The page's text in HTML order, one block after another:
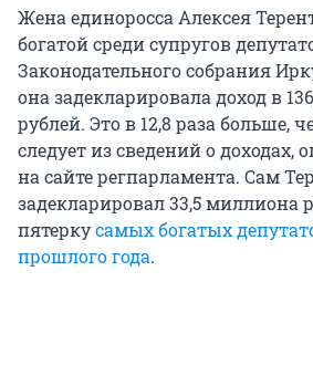
Жена единоросса Алексея
богатой среди супругов
Законодательного собрания
она задекларировала доход в
рублей. Это в 12,8 раза больше,
следует из сведений о доходах,
на сайте регпарламента. Сам
задекларировал 33,5 миллиона
пятеркусамых богатых
прошлого года.